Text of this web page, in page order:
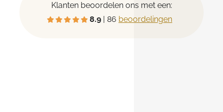
Klanten beoordelen ons met een:
8.9 | 86 beoordelingen